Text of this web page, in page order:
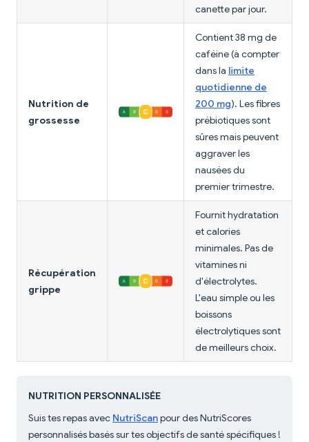
canette par jour.
Nutrition de
grossesse
Contient 38 mg de
caféine (à compter
dans la limite
quotidienne de
200 mg). Les fibres
prébiotiques sont
sûres mais peuvent
aggraver les
nausées du
premier trimestre.
Récupération
grippe
Fournit hydratation
et calories
minimales. Pas de
vitamines ni
d'électrolytes.
L'eau simple ou les
boissons
électrolytiques sont
de meilleurs choix.
NUTRITION PERSONNALISÉE
Suis tes repas avec NutriScanpour des NutriScores
personnalisés basés sur tes objectifs de santé spécifiques !